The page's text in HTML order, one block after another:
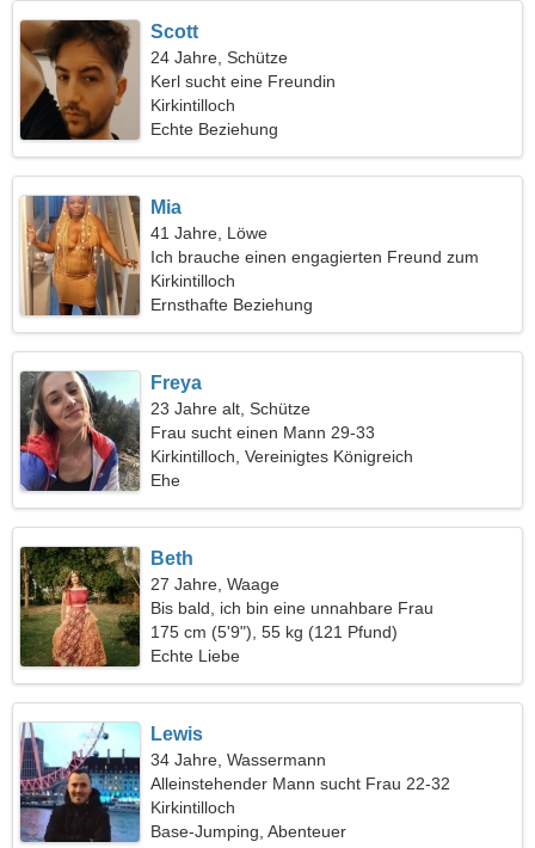
Scott
24 Jahre, Schütze
Kerl sucht eine Freundin
Kirkintilloch
Echte Beziehung
Mia
41 Jahre, Löwe
Ich brauche einen engagierten Freund zum
Spaß
Kirkintilloch
Ernsthafte Beziehung
Freya
23 Jahre alt, Schütze
Frau sucht einen Mann 29-33
Kirkintilloch, Vereinigtes Königreich
Ehe
Beth
27 Jahre, Waage
Bis bald, ich bin eine unnahbare Frau
175 cm (5'9"), 55 kg (121 Pfund)
Echte Liebe
Lewis
34 Jahre, Wassermann
Alleinstehender Mann sucht Frau 22-32
Kirkintilloch
Base-Jumping, Abenteuer